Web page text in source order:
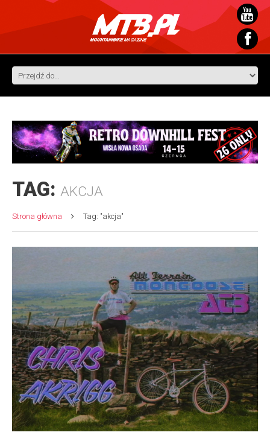
TAG: AKCJA
Strona główna Tag: "akcja"